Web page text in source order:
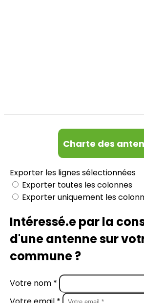
Charte des